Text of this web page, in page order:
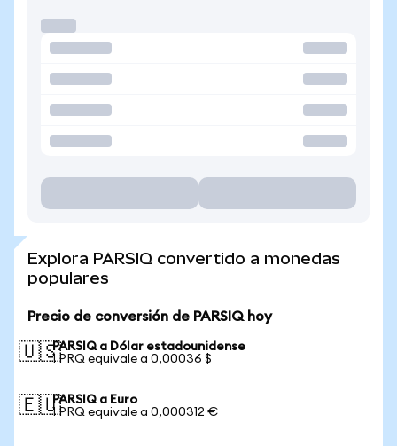
Explora PARSIQ convertido a monedas
populares
Precio de conversión de PARSIQ hoy
🇺🇸PARSIQ a Dólar estadounidense
1 PRQ equivale a 0,00036 $
🇪🇺PARSIQ a Euro
1 PRQ equivale a 0,000312 €